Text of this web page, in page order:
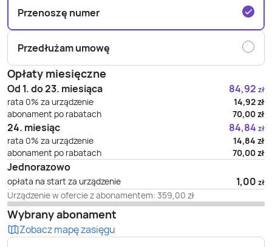
Przenoszę numer
Przedłużam umowę
Opłaty miesięczne
Od 1. do 23. miesiąca 84,92 zł
rata 0% za urządzenie 14,92zł
abonament po rabatach
70,00zł
24. miesiąc 84,84 zł
rata 0% za urządzenie 14,84 zł
abonament po rabatach
70,00zł
Jednorazowo
opłata na start za urządzenie 1,00 zł
Urządzenie w ofercie z abonamentem: 359,00 zł
Wybrany abonament
Zobacz mapę zasięgu